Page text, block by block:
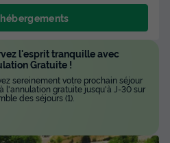
l'esprit tranquille avec
Gratuite !
sereinement votre prochain séjour
l'annulation gratuite jusqu'à J-30 sur
des séjours (1).